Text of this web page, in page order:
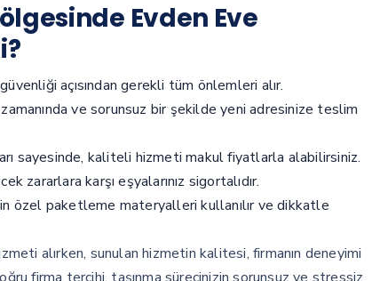
Evden Eve
açısından gerekli tüm önlemleri alır.
zamanında ve sorunsuz bir şekilde yeni adresinize teslim
sayesinde, kaliteli hizmeti makul fiyatlarla alabilirsiniz.
zararlara karşı eşyalarınız sigortalıdır.
özel paketleme materyalleri kullanılır ve dikkatle
alırken, sunulan hizmetin kalitesi, firmanın deneyimi